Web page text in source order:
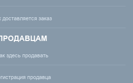
доставляется заказ
здесь продавать
продавца